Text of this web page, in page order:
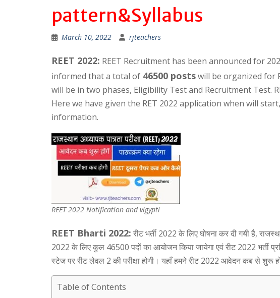
pattern&Syllabus
March 10, 2022 rjteachers
REET 2022: REET Recruitment has been announced for
informed that a total of 46500 postswill be organized for
will be in two phases, Eligibility Test and Recruitment Test.
Here we have given the RET 2022 application when will
information.
REET 2022 Notification and vigypti
REET Bharti 2022: रीट भर्ती 2022 के लिए घोषना कर दी गयी है,
2022 के लिए कुल 46500 पदों का आयोजन किया जायेगा एवं रीट 2022 भर्ती
स्टेज पर रीट लेवल 2 की परीक्षा होगी। यहाँ हमने रीट 2022 आवेदन कब से शुरू
Table of Contents